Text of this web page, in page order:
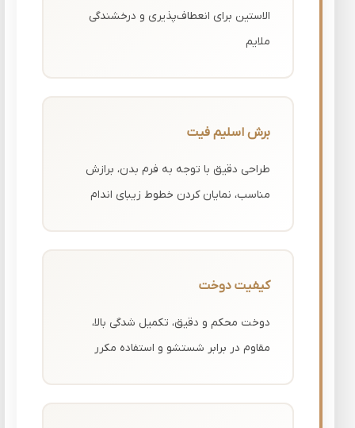
الاستین برای انعطاف‌پذیری و درخشندگی
ملایم
برش اسلیم فیت
طراحی دقیق با توجه به فرم بدن، برازش
مناسب، نمایان کردن خطوط زیبای اندام
کیفیت دوخت
دوخت محکم و دقیق، تکمیل شدگی بالا،
مقاوم در برابر شستشو و استفاده مکرر